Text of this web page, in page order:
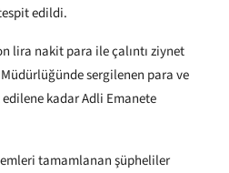
edildi.
lira nakit para ile çalıntı ziynet
sergilenen para ve
kadar Adli Emanete
tamamlanan şüpheliler